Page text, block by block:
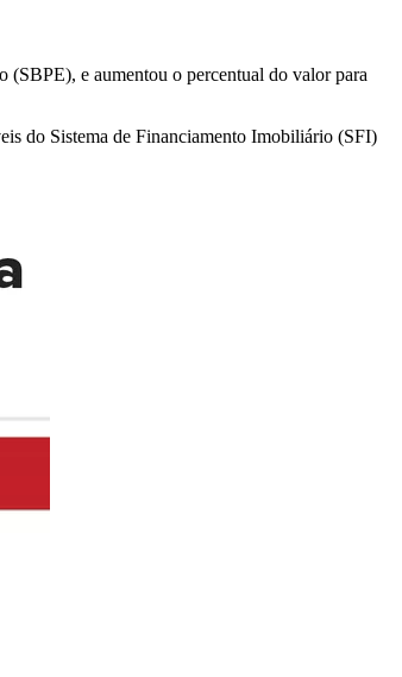
e aumentou o percentual do valor para
do Sistema de Financiamento Imobiliário (SFI)